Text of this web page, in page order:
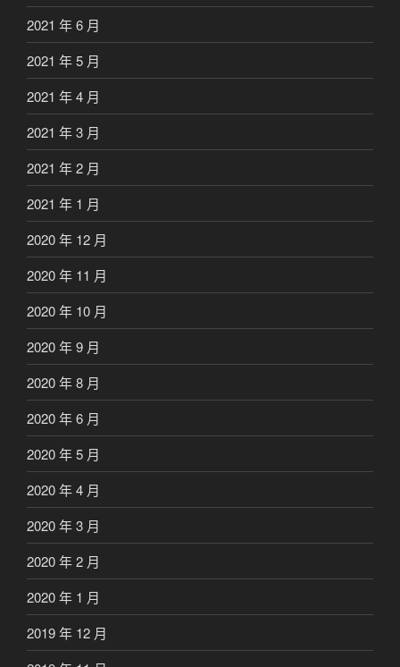
2021 年 6 月
2021 年 5 月
2021 年 4 月
2021 年 3 月
2021 年 2 月
2021 年 1 月
2020 年 12 月
2020 年 11 月
2020 年 10 月
2020 年 9 月
2020 年 8 月
2020 年 6 月
2020 年 5 月
2020 年 4 月
2020 年 3 月
2020 年 2 月
2020 年 1 月
2019 年 12 月